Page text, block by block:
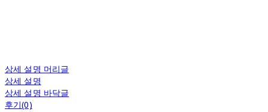
상세 설명 머리글
상세 설명
상세 설명 바닥글
후기(0)